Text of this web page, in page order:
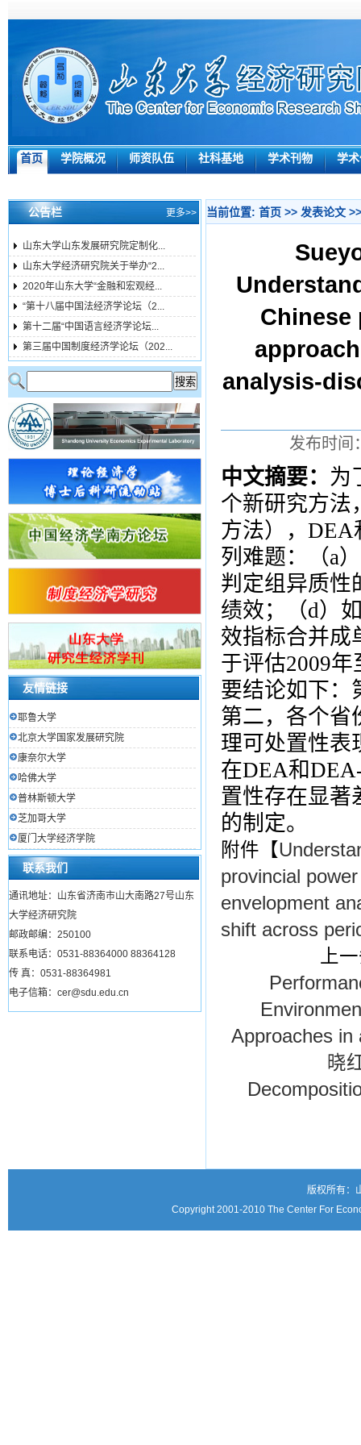
首页 学院概况 师资队伍 社科基地 学术刊物 学
公告栏 更多>>
山东大学山东发展研究院定制化...
山东大学经济研究院关于举办“2...
2020年山东大学“金融和宏观经...
“第十八届中国法经济学论坛（2...
第十二届“中国语言经济学论坛...
第三届中国制度经济学论坛（202...
友情链接
耶鲁大学
北京大学国家发展研究院
康奈尔大学
哈佛大学
普林斯顿大学
芝加哥大学
厦门大学经济学院
联系我们
通讯地址：山东省济南市山大南路27号山东
大学经济研究院
邮政邮编：250100
联系电话：0531-88364000 88364128
传 真：0531-88364981
电子信箱：cer@sdu.edu.cn
当前位置: 首页 >> 发表论文
Chinese
analysis-
发布时
中文摘要： 为
个新研究方法
方法），DEA
列难题：（a
判定组异质性
绩效；（d）
效指标合并成
于评估2009
要结论如下：
第二，各个省
理可处置性表
在DEA和
置性存在显著
的制定。
附件【
provincial
envelopment
shift across
上
Approaches in
晓
版权所有：
Copyright 2001-2010 The Center For